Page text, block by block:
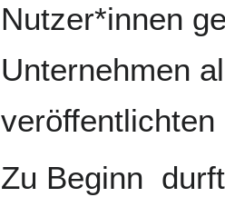
Nutzer*innen
Unternehmen
Zu Beginn